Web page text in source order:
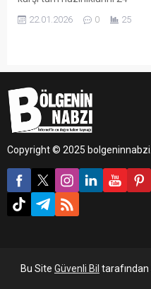
Belediye ekipleri, ulaşımda
gerekli tüm önlemleri aldı.
22.01.2026 0 25
Copyright © 2025
Bu Site Güvenli Bil